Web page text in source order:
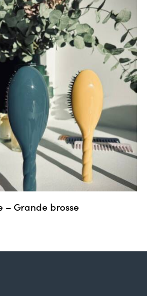
– Grande brosse